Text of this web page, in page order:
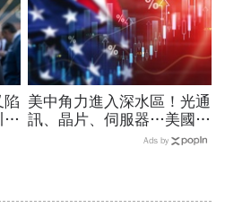
陷 美中角力進入深水區！光通
訊、晶片、伺服器…美國制
裁加碼，謝金河示警台灣
Ads by